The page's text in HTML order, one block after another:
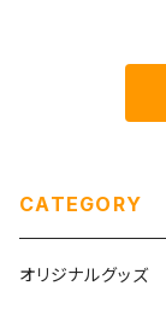
CATEGORY
オリジナルグッズ